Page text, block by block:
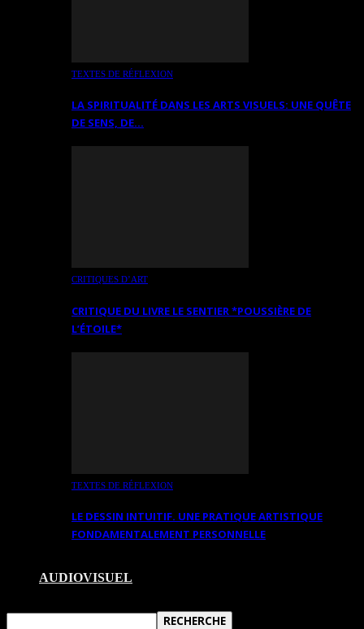
TEXTES DE RÉFLEXION
LA SPIRITUALITÉ DANS LES ARTS VISUELS: UNE QUÊTE
DE SENS, DE…
CRITIQUES D’ART
CRITIQUE DU LIVRE LE SENTIER *POUSSIÈRE DE
L’ÉTOILE*
TEXTES DE RÉFLEXION
LE DESSIN INTUITIF. UNE PRATIQUE ARTISTIQUE
FONDAMENTALEMENT PERSONNELLE
AUDIOVISUEL